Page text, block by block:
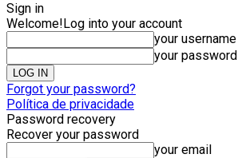
Sign in
Welcome!Log into your account
your username
your password
Forgot your password?
Política de privacidade
Password recovery
Recover your password
your email